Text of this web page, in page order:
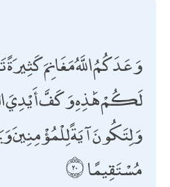
وَعَدَكُمُ اللَّهُ مَغَانِمَ
لَكُمْ هَٰذِهِ وَكَفَّ
وَلِتَكُونَ آيَةً
مُسْتَقِيمًا